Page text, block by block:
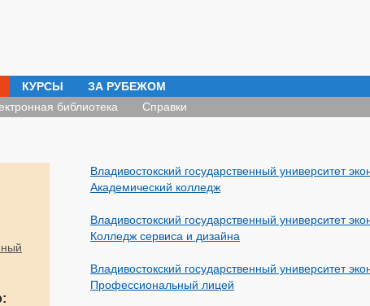
КУРСЫ ЗА РУБЕЖОМ
библиотека Справки
Владивостокский государственный университет
Академический колледж
Владивостокский государственный университет
Колледж сервиса и дизайна
Владивостокский государственный университет
Профессиональный лицей